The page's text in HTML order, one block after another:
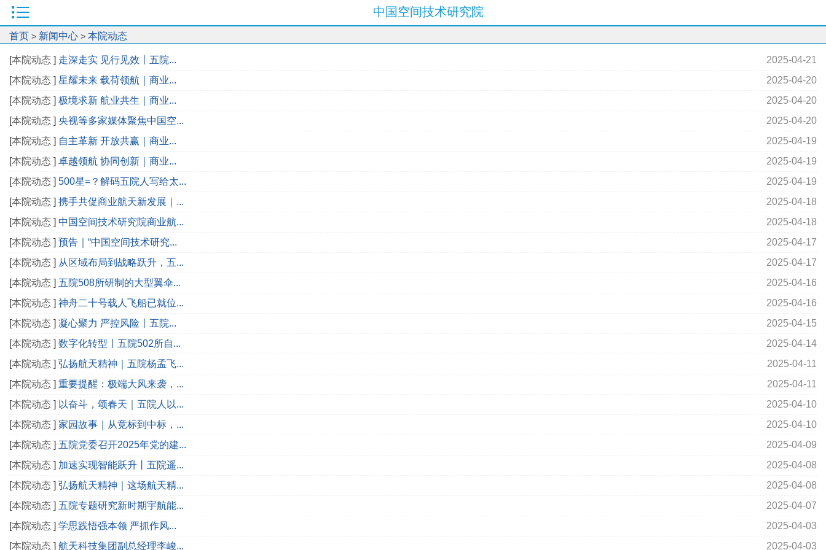
中国空间技术研究院
首页 > 新闻中心 > 本院动态
[本院动态 ] 2025-04-21
走深走实 见行见效丨五院...
[本院动态 ] 2025-04-20
星耀未来 载荷领航｜商业...
[本院动态 ] 2025-04-20
极境求新 航业共生｜商业...
[本院动态 ] 2025-04-20
央视等多家媒体聚焦中国空...
[本院动态 ] 2025-04-19
自主革新 开放共赢｜商业...
[本院动态 ] 2025-04-19
卓越领航 协同创新｜商业...
[本院动态 ] 2025-04-19
500星=？解码五院人写给太...
[本院动态 ] 2025-04-18
携手共促商业航天新发展｜...
[本院动态 ] 2025-04-18
中国空间技术研究院商业航...
[本院动态 ] 2025-04-17
预告｜“中国空间技术研究...
[本院动态 ] 2025-04-17
从区域布局到战略跃升，五...
[本院动态 ] 2025-04-16
五院508所研制的大型翼伞...
[本院动态 ] 2025-04-16
神舟二十号载人飞船已就位...
[本院动态 ] 2025-04-15
凝心聚力 严控风险丨五院...
[本院动态 ] 2025-04-14
数字化转型丨五院502所自...
[本院动态 ] 2025-04-11
弘扬航天精神｜五院杨孟飞...
[本院动态 ] 2025-04-11
重要提醒：极端大风来袭，...
[本院动态 ] 2025-04-10
以奋斗，颂春天｜五院人以...
[本院动态 ] 2025-04-10
家园故事｜从竞标到中标，...
[本院动态 ] 2025-04-09
五院党委召开2025年党的建...
[本院动态 ] 2025-04-08
加速实现智能跃升丨五院遥...
[本院动态 ] 2025-04-08
弘扬航天精神｜这场航天精...
[本院动态 ] 2025-04-07
五院专题研究新时期宇航能...
[本院动态 ] 2025-04-03
学思践悟强本领 严抓作风...
[本院动态 ] 2025-04-03
航天科技集团副总经理李峻...